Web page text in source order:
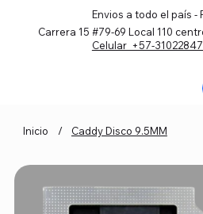
Envios a todo el país
Carrera 15 #79-69 Local 110
Celular +57-
Inicio / Caddy Disco 9.5MM